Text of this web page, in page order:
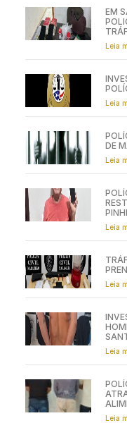
EM
Leia
Leia
DE
Leia
Leia
Leia
Leia
Leia